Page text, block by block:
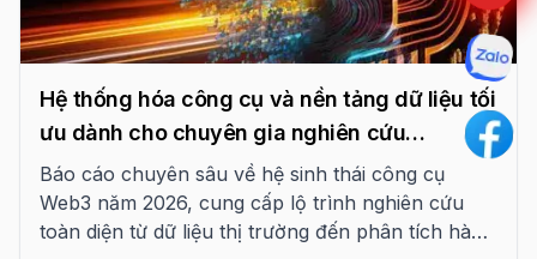
Hệ thống hóa công cụ và nền tảng dữ liệu tối
ưu dành cho chuyên gia nghiên cứu
Blockchain năm 2026
Báo cáo chuyên sâu về hệ sinh thái công cụ
Web3 năm 2026, cung cấp lộ trình nghiên cứu
toàn diện từ dữ liệu thị trường đến phân tích hành